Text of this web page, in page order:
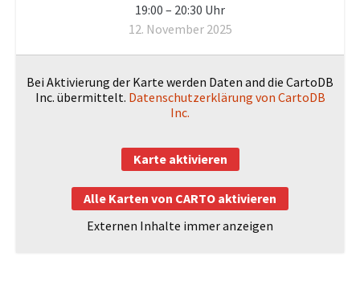
19:00 – 20:30 Uhr
12. November 2025
Bei Aktivierung der Karte werden Daten and die CartoDB
Inc. übermittelt. Datenschutzerklärung von CartoDB
Inc.
Karte aktivieren
Alle Karten von CARTO aktivieren
Externen Inhalte immer anzeigen